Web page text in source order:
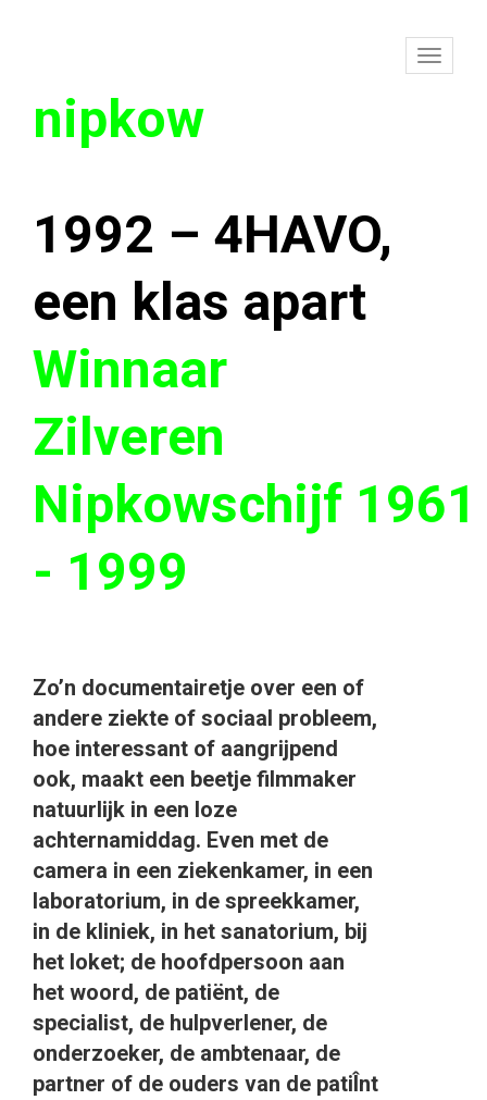
nipkow
1992 – 4HAVO,
een klas apart
Winnaar
Zilveren
Nipkowschijf 1961
- 1999
Zo’n documentairetje over een of
andere ziekte of sociaal probleem,
hoe interessant of aangrijpend
ook, maakt een beetje filmmaker
natuurlijk in een loze
achternamiddag. Even met de
camera in een ziekenkamer, in een
laboratorium, in de spreekkamer,
in de kliniek, in het sanatorium, bij
het loket; de hoofdpersoon aan
het woord, de patiënt, de
specialist, de hulpverlener, de
onderzoeker, de ambtenaar, de
partner of de ouders van de patiÎnt